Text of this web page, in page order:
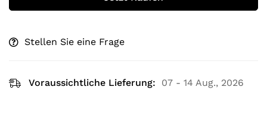
Stellen Sie eine Frage
Voraussichtliche Lieferung: 07 - 14 Aug., 2026